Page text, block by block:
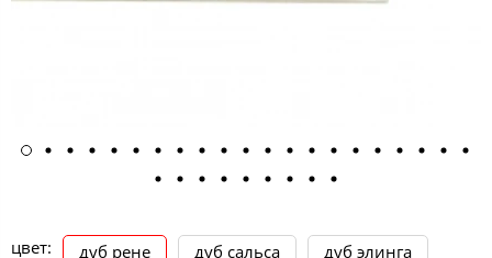
цвет: дуб рене дуб сальса
дуб элинга